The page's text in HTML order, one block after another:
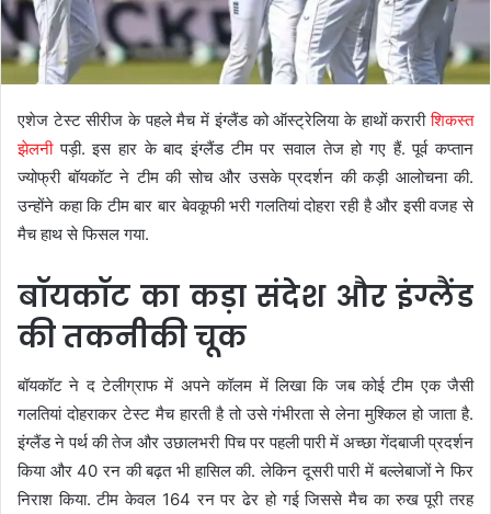
एशेज टेस्ट सीरीज के पहले मैच में इंग्लैंड को ऑस्ट्रेलिया के हाथों करारीशिकस्त
झेलनीपड़ी. इस हार के बाद इंग्लैंड टीम पर सवाल तेज हो गए हैं. पूर्व कप्तान
ज्योफ्री बॉयकॉट ने टीम की सोच और उसके प्रदर्शन की कड़ी आलोचना की.
उन्होंने कहा कि टीम बार बार बेवकूफी भरी गलतियां दोहरा रही है और इसी वजह से
मैच हाथ से फिसल गया.
बॉयकॉट का कड़ा संदेश और इंग्लैंड
की तकनीकी चूक
बॉयकॉट ने द टेलीग्राफ में अपने कॉलम में लिखा कि जब कोई टीम एक जैसी
गलतियां दोहराकर टेस्ट मैच हारती है तो उसे गंभीरता से लेना मुश्किल हो जाता है.
इंग्लैंड ने पर्थ की तेज और उछालभरी पिच पर पहली पारी में अच्छा गेंदबाजी प्रदर्शन
किया और 40 रन की बढ़त भी हासिल की. लेकिन दूसरी पारी में बल्लेबाजों ने फिर
निराश किया. टीम केवल 164 रन पर ढेर हो गई जिससे मैच का रुख पूरी तरह